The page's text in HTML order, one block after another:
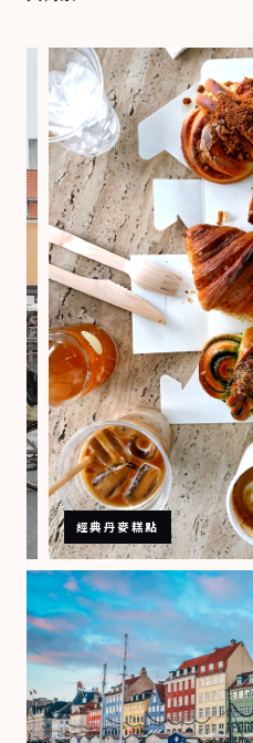
哥
本
哈
根
單
車
街
景
經典丹麥糕點